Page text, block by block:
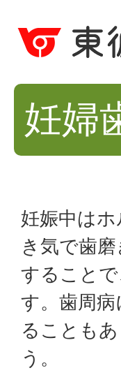
妊婦
妊娠中は
き気で歯
すること
す。歯周
ることも
う。